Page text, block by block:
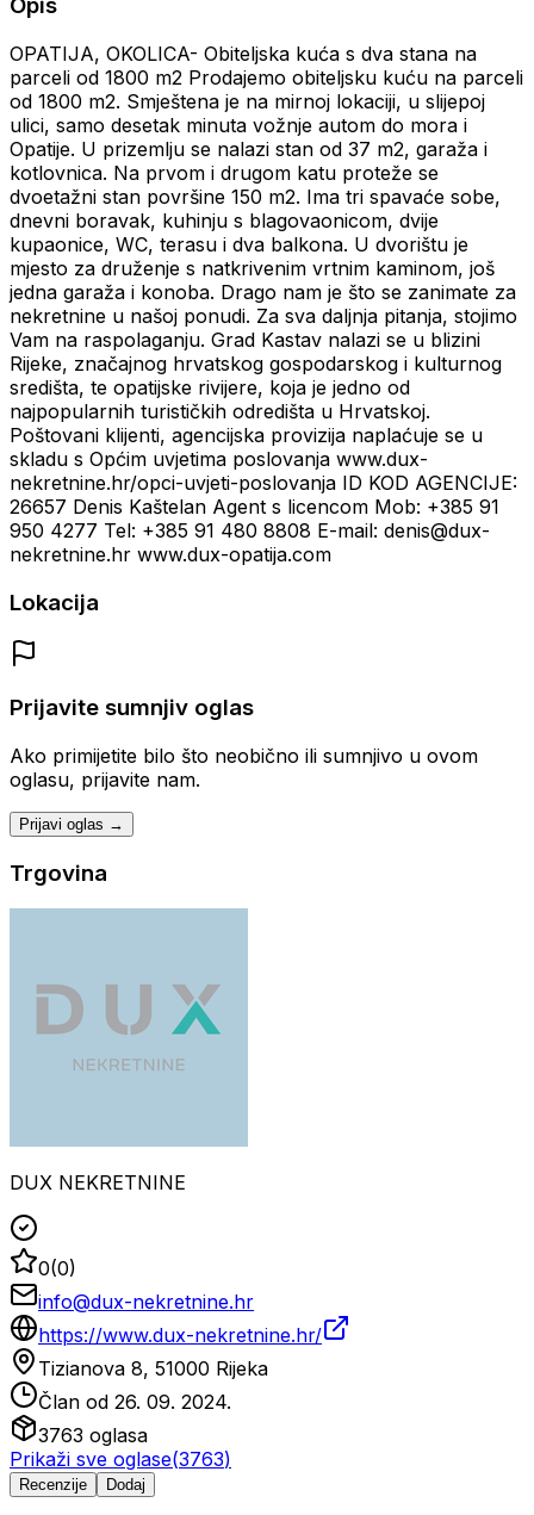
Opis
OPATIJA, OKOLICA- Obiteljska kuća s dva stana na
parceli od 1800 m2 Prodajemo obiteljsku kuću na parceli
od 1800 m2. Smještena je na mirnoj lokaciji, u slijepoj
ulici, samo desetak minuta vožnje autom do mora i
Opatije. U prizemlju se nalazi stan od 37 m2, garaža i
kotlovnica. Na prvom i drugom katu proteže se
dvoetažni stan površine 150 m2. Ima tri spavaće sobe,
dnevni boravak, kuhinju s blagovaonicom, dvije
kupaonice, WC, terasu i dva balkona. U dvorištu je
mjesto za druženje s natkrivenim vrtnim kaminom, još
jedna garaža i konoba. Drago nam je što se zanimate za
nekretnine u našoj ponudi. Za sva daljnja pitanja, stojimo
Vam na raspolaganju. Grad Kastav nalazi se u blizini
Rijeke, značajnog hrvatskog gospodarskog i kulturnog
središta, te opatijske rivijere, koja je jedno od
najpopularnih turističkih odredišta u Hrvatskoj.
Poštovani klijenti, agencijska provizija naplaćuje se u
skladu s Općim uvjetima poslovanja www.dux-
nekretnine.hr/opci-uvjeti-poslovanja ID KOD AGENCIJE:
26657 Denis Kaštelan Agent s licencom Mob: +385 91
950 4277 Tel: +385 91 480 8808 E-mail: denis@dux-
nekretnine.hr www.dux-opatija.com
Lokacija
Prijavite sumnjiv oglas
Ako primijetite bilo što neobično ili sumnjivo u ovom
oglasu, prijavite nam.
Prijavi oglas →
Trgovina
DUX NEKRETNINE
0(0)
info@dux-nekretnine.hr
https://www.dux-nekretnine.hr/
Tizianova 8, 51000 Rijeka
Član od 26. 09. 2024.
3763 oglasa
Prikaži sve oglase(3763)
Recenzije Dodaj